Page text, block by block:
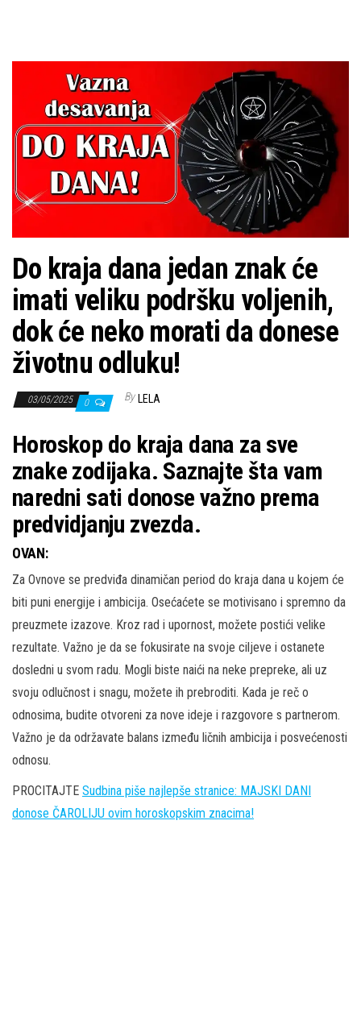
Do kraja dana jedan znak će
imati veliku podršku voljenih,
dok će neko morati da donese
životnu odluku!
03/05/2025 0 By LELA
Horoskop do kraja dana za sve
znake zodijaka. Saznajte šta vam
naredni sati donose važno prema
predvidjanju zvezda.
OVAN:
Za Ovnove se predviđa dinamičan period do kraja dana u kojem će
biti puni energije i ambicija. Osećaćete se motivisano i spremno da
preuzmete izazove. Kroz rad i upornost, možete postići velike
rezultate. Važno je da se fokusirate na svoje ciljeve i ostanete
dosledni u svom radu. Mogli biste naići na neke prepreke, ali uz
svoju odlučnost i snagu, možete ih prebroditi. Kada je reč o
odnosima, budite otvoreni za nove ideje i razgovore s partnerom.
Važno je da održavate balans između ličnih ambicija i posvećenosti
odnosu.
PROCITAJTE Sudbina piše najlepše stranice: MAJSKI DANI
donose ČAROLIJU ovim horoskopskim znacima!